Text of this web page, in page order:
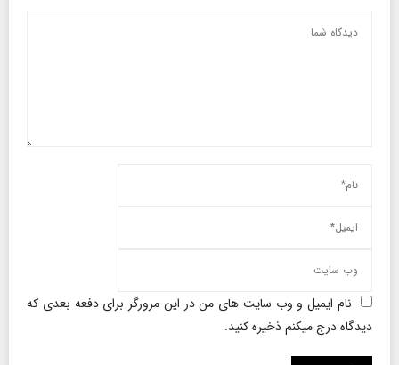
نام ایمیل و وب سایت های من در این مرورگر برای دفعه بعدی که
دیدگاه درج میکنم ذخیره کنید.